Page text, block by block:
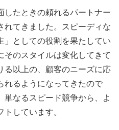
したときの頼れるパートナー
れてきました。スピーディな
」としての役割を果たしてい
そのスタイルは変化してきて
る以上の、顧客のニーズに応
れるようになってきたので
なるスピード競争から、よ
しています。